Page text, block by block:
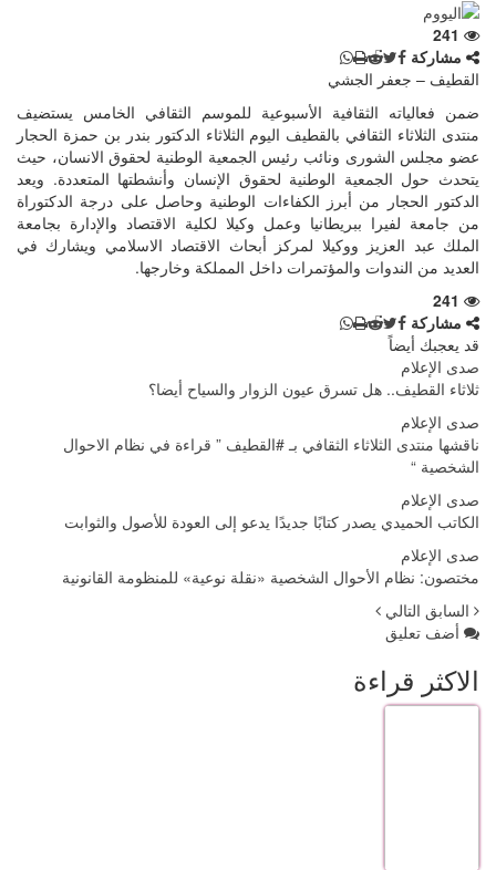
241
مشاركة
القطيف – جعفر الجشي
ضمن فعالياته الثقافية الأسبوعية للموسم الثقافي الخامس يستضيف
منتدى الثلاثاء الثقافي بالقطيف اليوم الثلاثاء الدكتور بندر بن حمزة الحجار
عضو مجلس الشورى ونائب رئيس الجمعية الوطنية لحقوق الانسان، حيث
يتحدث حول الجمعية الوطنية لحقوق الإنسان وأنشطتها المتعددة. ويعد
الدكتور الحجار من أبرز الكفاءات الوطنية وحاصل على درجة الدكتوراة
من جامعة لفيرا ببريطانيا وعمل وكيلا لكلية الاقتصاد والإدارة بجامعة
الملك عبد العزيز ووكيلا لمركز أبحاث الاقتصاد الاسلامي ويشارك في
العديد من الندوات والمؤتمرات داخل المملكة وخارجها.
241
مشاركة
قد يعجبك أيضاً
صدى الإعلام
ثلاثاء القطيف.. هل تسرق عيون الزوار والسياح أيضا؟
صدى الإعلام
ناقشها منتدى الثلاثاء الثقافي بـ #القطيف ” قراءة في نظام الاحوال
الشخصية “
صدى الإعلام
الكاتب الحميدي يصدر كتابًا جديدًا يدعو إلى العودة للأصول والثوابت
صدى الإعلام
مختصون: نظام الأحوال الشخصية «نقلة نوعية» للمنظومة القانونية
السابق التالي
أضف تعليق
الاكثر قراءة